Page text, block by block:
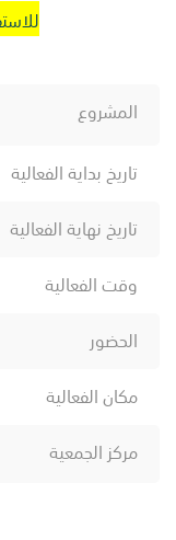
المشروع
تاريخ بداية الفعالية
تاريخ نهاية الفعالية
وقت الفعالية
الحضور
مكان الفعالية
مركز الجمعية